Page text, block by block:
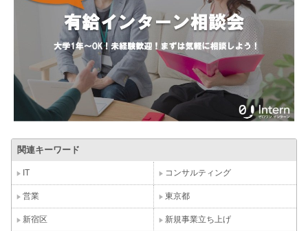
関連キーワード
IT コンサルティング
営業 東京都
新宿区 新規事業立ち上げ